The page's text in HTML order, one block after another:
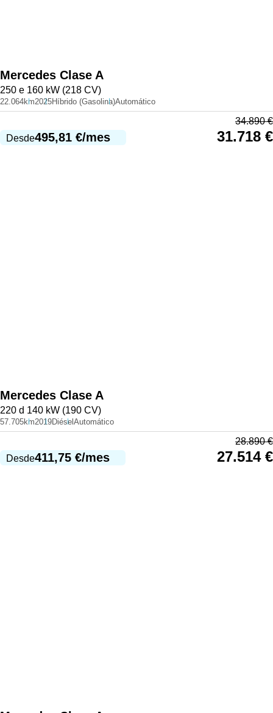
Mercedes Clase A
250 e 160 kW (218 CV)
22.064km2025Híbrido (Gasolina)Automático
Desde495,81 €/mes
34.890€
31.718 €
Mercedes Clase A
220 d 140 kW (190 CV)
57.705km2019Diésel Automático
Desde411,75 €/mes
28.890€
27.514 €